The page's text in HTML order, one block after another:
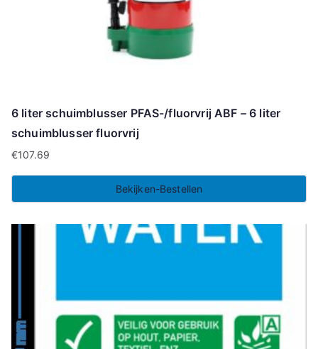
6 liter schuimblusser PFAS-/fluorvrij ABF – 6 liter
schuimblusser fluorvrij
€107.69
Bekijken-Bestellen